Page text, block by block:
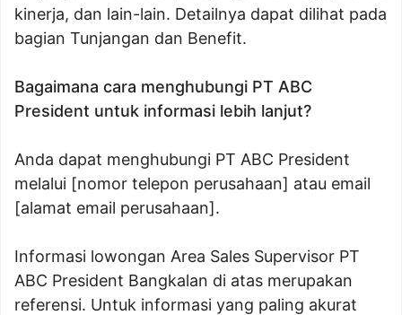
kinerja, dan lain-lain. Detailnya dapat dilihat pada
bagian Tunjangan dan Benefit.
Bagaimana cara menghubungi PT ABC
President untuk informasi lebih lanjut?
Anda dapat menghubungi PT ABC President
melalui [nomor telepon perusahaan] atau email
[alamat email perusahaan].
Informasi lowongan Area Sales Supervisor PT
ABC President Bangkalan di atas merupakan
referensi. Untuk informasi yang paling akurat